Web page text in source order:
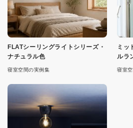
FLATシーリングライトシリーズ・
ナチュラル色
寝室空間の実例集
ミッ
ルラ
演出
寝室